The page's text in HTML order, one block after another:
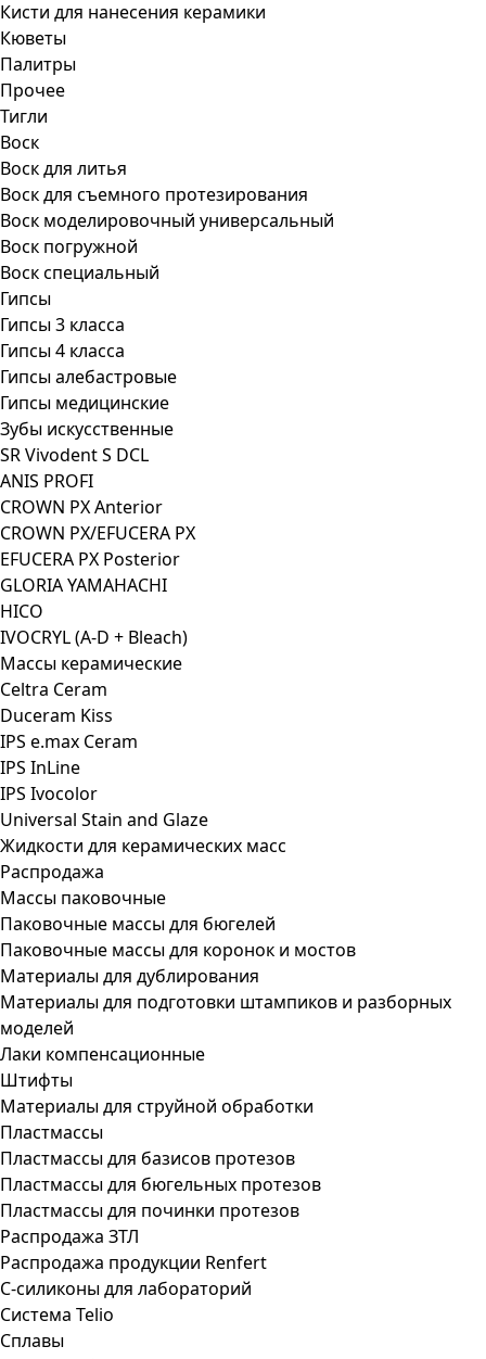
Кисти для нанесения керамики
Кюветы
Палитры
Прочее
Тигли
Воск
Воск для литья
Воск для съемного протезирования
Воск моделировочный универсальный
Воск погружной
Воск специальный
Гипсы
Гипсы 3 класса
Гипсы 4 класса
Гипсы алебастровые
Гипсы медицинские
Зубы искусственные
SR Vivodent S DCL
ANIS PROFI
CROWN PX Anterior
CROWN PX/EFUCERA PX
EFUCERA PX Posterior
GLORIA YAMAHACHI
HICO
IVOCRYL (A-D + Bleach)
Массы керамические
Celtra Ceram
Duceram Kiss
IPS e.max Ceram
IPS InLine
IPS Ivocolor
Universal Stain and Glaze
Жидкости для керамических масс
Распродажа
Массы паковочные
Паковочные массы для бюгелей
Паковочные массы для коронок и мостов
Материалы для дублирования
Материалы для подготовки штампиков и разборных
моделей
Лаки компенсационные
Штифты
Материалы для струйной обработки
Пластмассы
Пластмассы для базисов протезов
Пластмассы для бюгельных протезов
Пластмассы для починки протезов
Распродажа ЗТЛ
Распродажа продукции Renfert
С-силиконы для лабораторий
Система Telio
Сплавы